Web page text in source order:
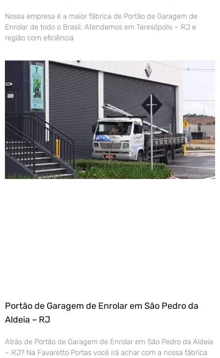
Nossa empresa é a maior fábrica de Portão de Garagem de
Enrolar de todo o Brasil. Atendemos em Teresópolis – RJ e
região com eficiência
Portão de Garagem de Enrolar em São Pedro da
Aldeia – RJ
Atrás de Portão de Garagem de Enrolar em São Pedro da Aldeia
– RJ? Na Favaretto Portas você irá achar com a nossa fábrica